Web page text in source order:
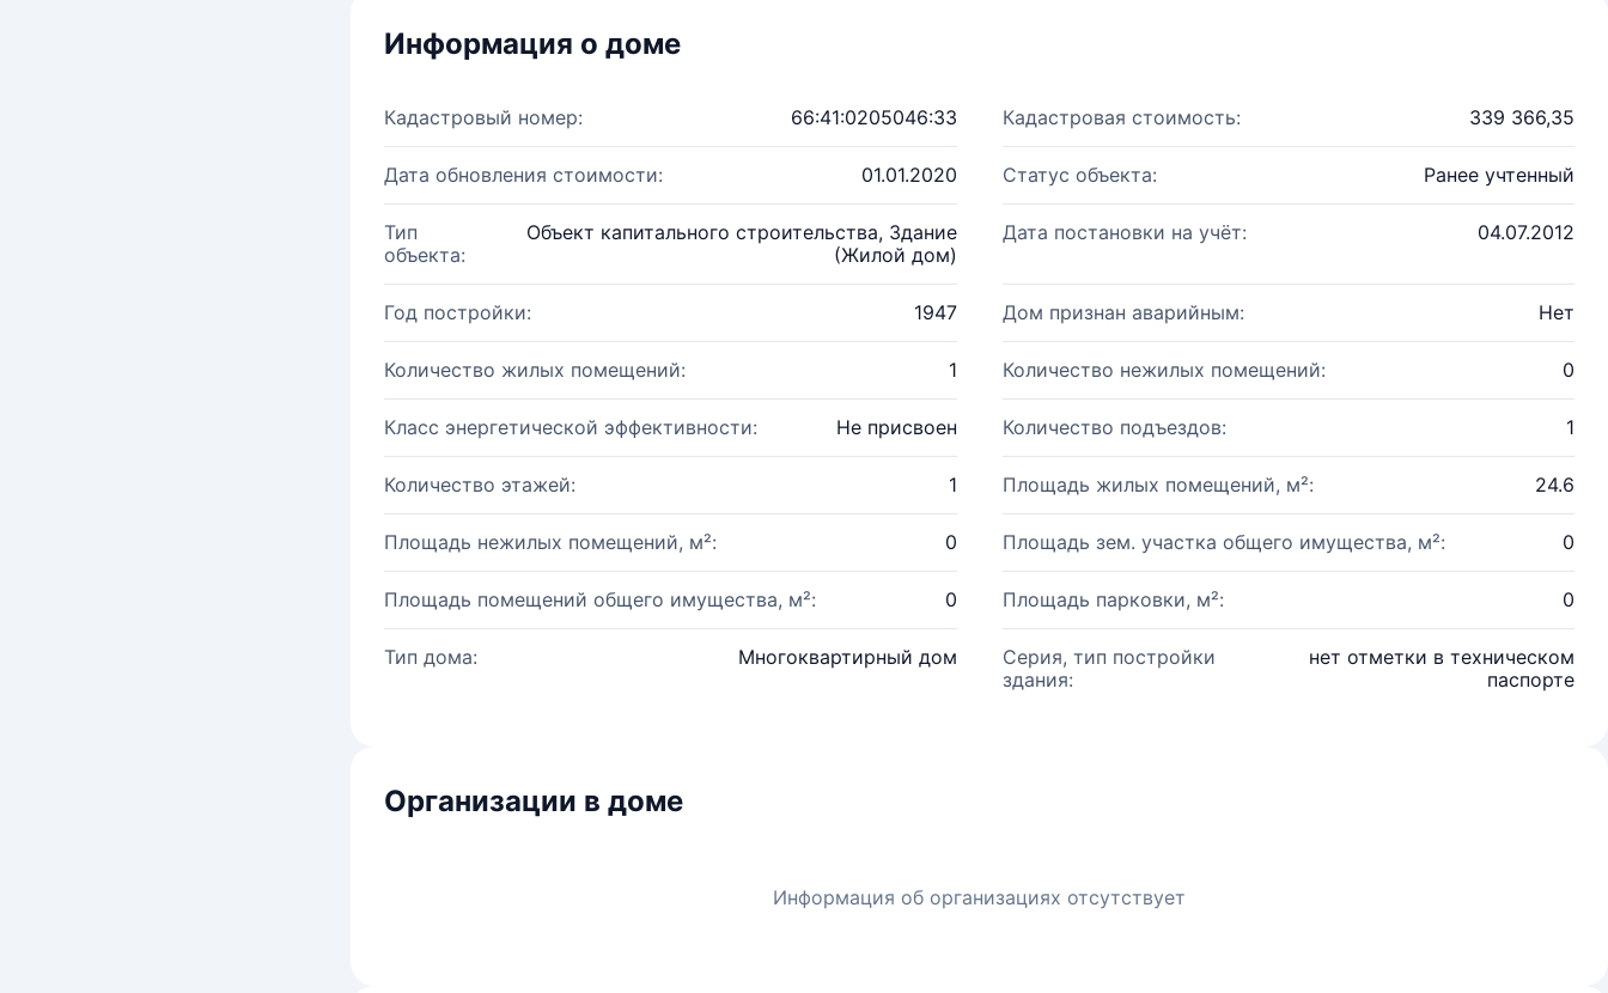
Информация о доме
Кадастровый номер: 66:41:0205046:33 Кадастровая стоимость: 339 366,35
Дата обновления стоимости: 01.01.2020 Статус объекта: Ранее учтенный
Тип
объекта:
Объект капитального строительства, Здание
(Жилой дом)
Дата постановки на учёт: 04.07.2012
Год постройки: 1947 Дом признан аварийным: Нет
Количество жилых помещений: 1 Количество нежилых помещений: 0
Класс энергетической эффективности: Не присвоен Количество подъездов: 1
Количество этажей: 1 Площадь жилых помещений, м²: 24.6
Площадь нежилых помещений, м²: 0 Площадь зем. участка общего имущества, м²: 0
Площадь помещений общего имущества, м²: 0 Площадь парковки, м²: 0
Тип дома: Многоквартирный дом
Серия, тип постройки
здания:
нет отметки в техническом
паспорте
Организации в доме
Информация об организациях отсутствует